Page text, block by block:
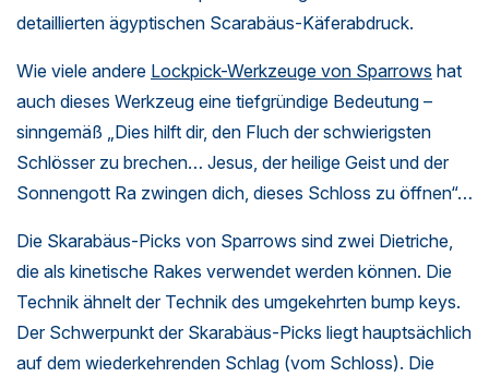
detaillierten ägyptischen Scarabäus-Käferabdruck.
Wie viele andere Lockpick-Werkzeuge von Sparrows hat
auch dieses Werkzeug eine tiefgründige Bedeutung –
sinngemäß „Dies hilft dir, den Fluch der schwierigsten
Schlösser zu brechen… Jesus, der heilige Geist und der
Sonnengott Ra zwingen dich, dieses Schloss zu öffnen“…
Die Skarabäus-Picks von Sparrows sind zwei Dietriche,
die als kinetische Rakes verwendet werden können. Die
Technik ähnelt der Technik des umgekehrten bump keys.
Der Schwerpunkt der Skarabäus-Picks liegt hauptsächlich
auf dem wiederkehrenden Schlag (vom Schloss). Die